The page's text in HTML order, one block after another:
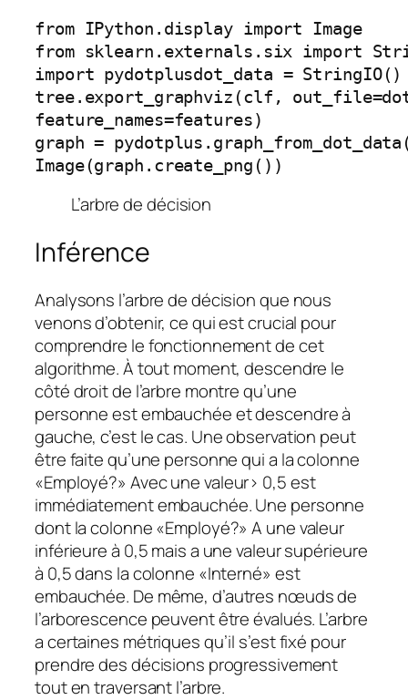
from IPython.display import Image
from sklearn.externals.six import
import pydotplusdot_data =
tree.export_graphviz(clf,
feature_names=features)
graph =
Image(graph.create_png())
L’arbre de décision
Inférence
Analysons l’arbre de décision que nous
venons d’obtenir, ce qui est crucial pour
comprendre le fonctionnement de cet
algorithme. À tout moment, descendre le
côté droit de l’arbre montre qu’une
personne est embauchée et descendre à
gauche, c’est le cas. Une observation peut
être faite qu’une personne qui a la colonne
«Employé?» Avec une valeur> 0,5 est
immédiatement embauchée. Une personne
dont la colonne «Employé?» A une valeur
inférieure à 0,5 mais a une valeur supérieure
à 0,5 dans la colonne «Interné» est
embauchée. De même, d’autres nœuds de
l’arborescence peuvent être évalués. L’arbre
a certaines métriques qu’il s’est fixé pour
prendre des décisions progressivement
tout en traversant l’arbre.